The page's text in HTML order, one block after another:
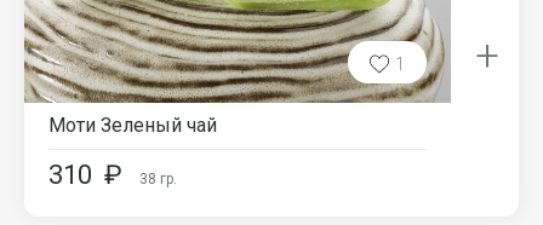
1
Моти Зеленый чай
310 ₽ 38 гр.
+